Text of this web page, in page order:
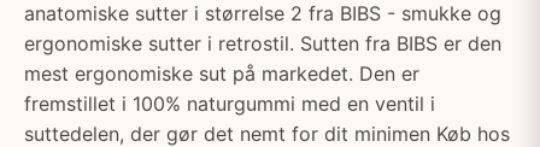
anatomiske sutter i størrelse 2 fra BIBS - smukke og
ergonomiske sutter i retrostil. Sutten fra BIBS er den
mest ergonomiske sut på markedet. Den er
fremstillet i 100% naturgummi med en ventil i
suttedelen, der gør det nemt for dit minimen Køb hos